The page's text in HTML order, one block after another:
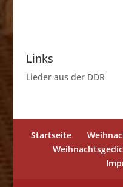
Links
Lieder aus der DDR
Startseite